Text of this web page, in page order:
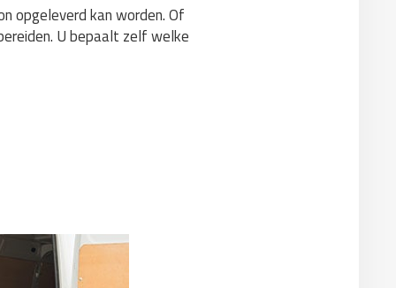
opgeleverd kan worden. Of
U bepaalt zelf welke